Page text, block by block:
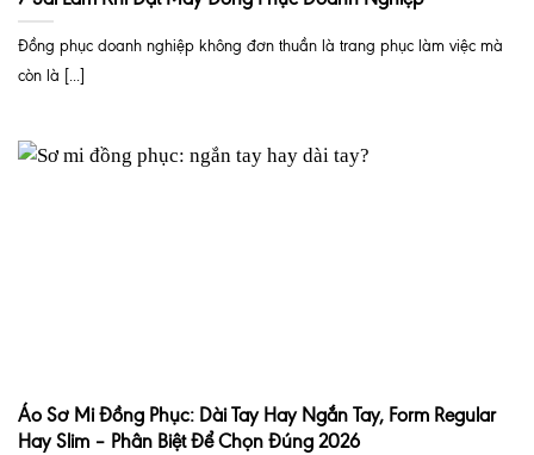
Đồng phục doanh nghiệp không đơn thuần là trang phục làm việc mà
còn là [...]
Áo Sơ Mi Đồng Phục: Dài Tay Hay Ngắn Tay, Form Regular
Hay Slim – Phân Biệt Để Chọn Đúng 2026